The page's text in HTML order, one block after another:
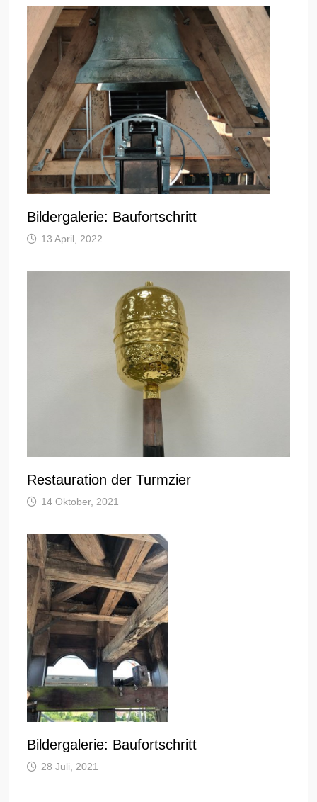
Bildergalerie: Baufortschritt
13 April, 2022
Restauration der Turmzier
14 Oktober, 2021
Bildergalerie: Baufortschritt
28 Juli, 2021